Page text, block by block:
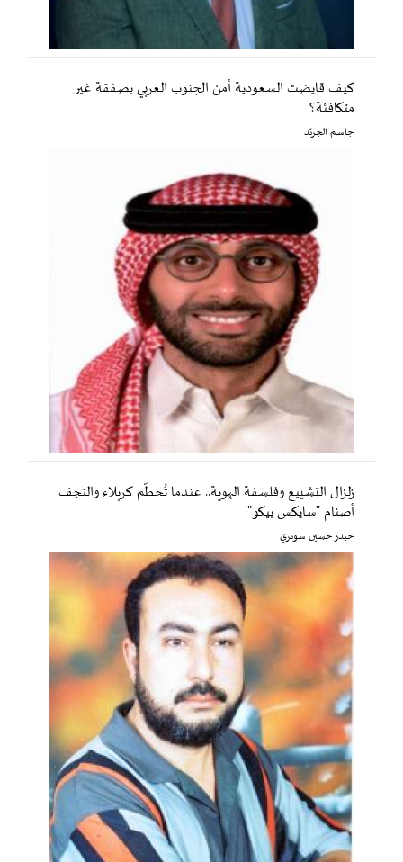
كيف قايضت السعودية أمن الجنوب العربي بصفقة غير
متكافئة؟
جاسم الجريّد
زلزال التشييع وفلسفة الهوية.. عندما تُحطّم كربلاء والنجف
أصنام "سايكس بيكو"
حيدر حسين سويري